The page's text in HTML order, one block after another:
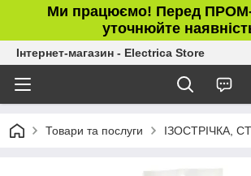
Ми працюємо! Перед
уточнюйте
Інтернет-магазин - Electrica Store
Товари та послуги ІЗОСТРІЧКА,